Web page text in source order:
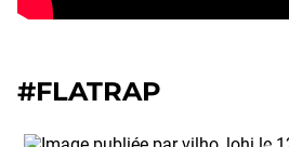
#FLATRAP